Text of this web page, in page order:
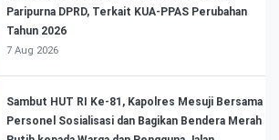
Paripurna DPRD, Terkait KUA-PPAS Perubahan
Tahun 2026
7 Aug 2026
Sambut HUT RI Ke-81, Kapolres Mesuji Bersama
Personel Sosialisasi dan Bagikan Bendera Merah